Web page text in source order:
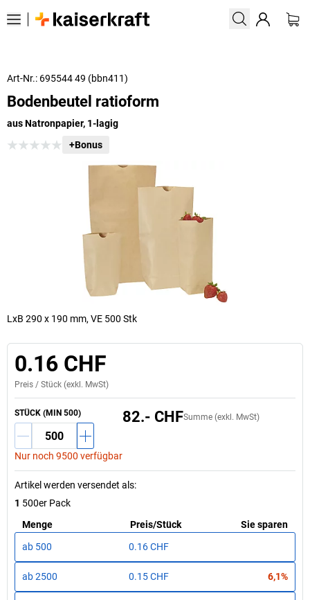
Art-Nr.: 695544 49 (bbn411)
Bodenbeutel ratioform
aus Natronpapier, 1-lagig
+Bonus
LxB 290 x 190 mm, VE 500 Stk
0.16 CHF
Preis / Stück (exkl. MwSt)
STÜCK (MIN 500)
Nur noch 9500 verfügbar
Summe (exkl. MwSt)
82.- CHF
Artikel werden versendet als:
1 500er Pack
Menge
Preis/Stück
Sie sparen
ab 500 0.16 CHF
ab2500 0.15 CHF 6,1%